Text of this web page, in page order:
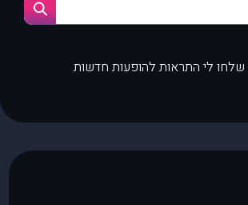
שלחו לי התראות להופעות חדשות